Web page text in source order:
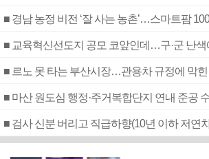
■ 경남 농정 비전 ‘잘 사는 농촌’…스마트팜
■ 교육혁신선도지 공모 코앞인데…구·군 난색
■ 르노 못 타는 부산시장…관용차 규정에 막힌
■ 마산 원도심 행정·주거복합단지 연내 준공